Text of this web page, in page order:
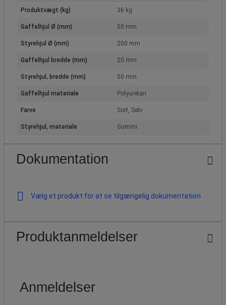
Produktvægt (kg) 36 kg
Gaffelhjul Ø (mm) 50 mm
Styrehjul Ø (mm) 200 mm
Gaffelhjul bredde (mm) 20 mm
Styrehjul, bredde (mm) 50 mm
Gaffelhjul materiale Polyuretan
Farve Sort, Sølv
Styrehjul, materiale Gummi
Dokumentation
Vælg et produkt for at se tilgængelig dokumentation
Produktanmeldelser